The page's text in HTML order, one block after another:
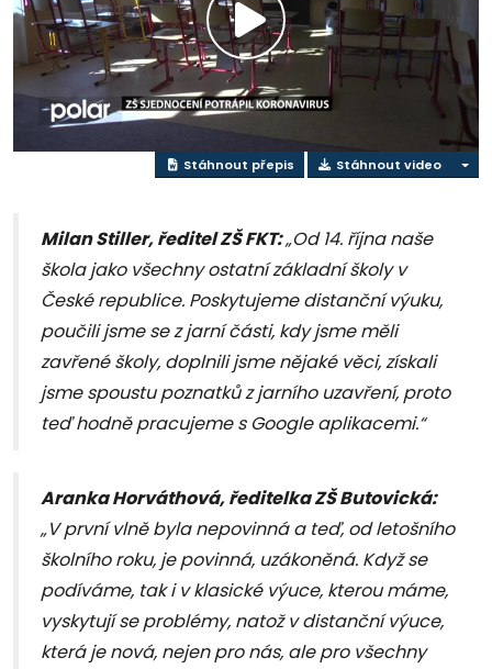
Přehrát
video
Stáhnout přepis Stáhnout video
Milan Stiller, ředitel ZŠ FKT:„Od 14. října naše
škola jako všechny ostatní základní školy v
České republice. Poskytujeme distanční výuku,
poučili jsme se z jarní části, kdy jsme měli
zavřené školy, doplnili jsme nějaké věci, získali
jsme spoustu poznatků z jarního uzavření, proto
teď hodně pracujeme s Google aplikacemi.“
Aranka Horváthová, ředitelka ZŠ Butovická:
„V první vlně byla nepovinná a teď, od letošního
školního roku, je povinná, uzákoněná. Když se
podíváme, tak i v klasické výuce, kterou máme,
vyskytují se problémy, natož v distanční výuce,
která je nová, nejen pro nás, ale pro všechny